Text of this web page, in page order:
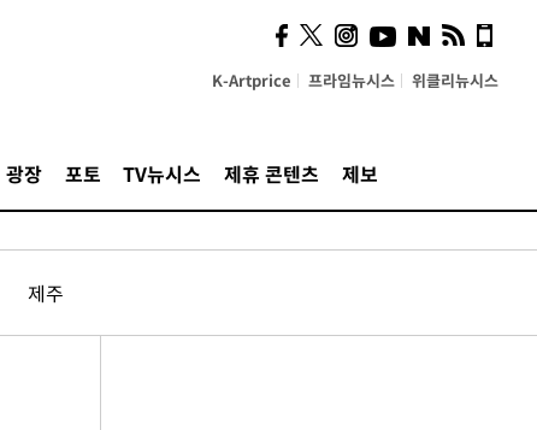
K-Artprice 프라임뉴시스 위클리뉴시스
광장 포토 TV뉴시스 제휴 콘텐츠 제보
제주
사이 해답 찾았죠"…알을
깨고 나온 '초자아'